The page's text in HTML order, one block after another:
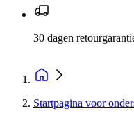
30 dagen
Startpagina voor